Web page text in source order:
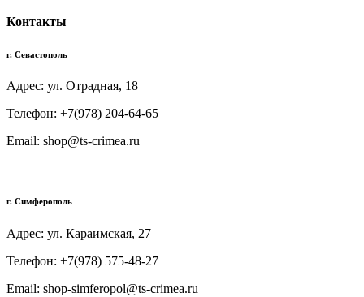
Контакты
г. Севастополь
Адрес: ул. Отрадная, 18
Телефон: +7(978) 204-64-65
Email: shop@ts-crimea.ru
г. Симферополь
Адрес: ул. Караимская, 27
Телефон: +7(978) 575-48-27
Email: shop-simferopol@ts-crimea.ru